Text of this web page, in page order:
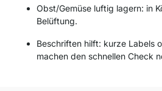
Obst/Gemüse luftig lagern: in
Belüftung.
Beschriften hilft: kurze Labels
machen den schnellen Check